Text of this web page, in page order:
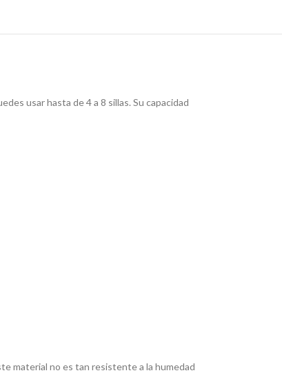
usar hasta de 4 a 8 sillas. Su capacidad
material no es tan resistente a la humedad